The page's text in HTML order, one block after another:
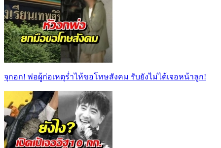
จุกอก! พ่อผู้ก่อเหตุร่ำไห้ขอโทษสังคม รับยังไม่ได้เจอหน้าลูก!